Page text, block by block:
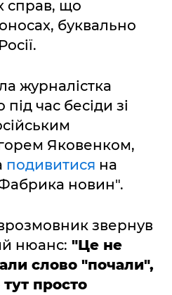
справ, що
буквально
журналістка
час бесіди зі
Яковенком,
подивитися на
новин".
звернув
нюанс: "Це не
слово "почали",
просто